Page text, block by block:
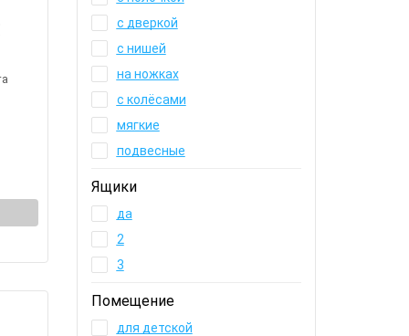
с дверкой
с нишей
на ножках
с колёсами
мягкие
подвесные
Ящики
да
2
3
Помещение
для детской